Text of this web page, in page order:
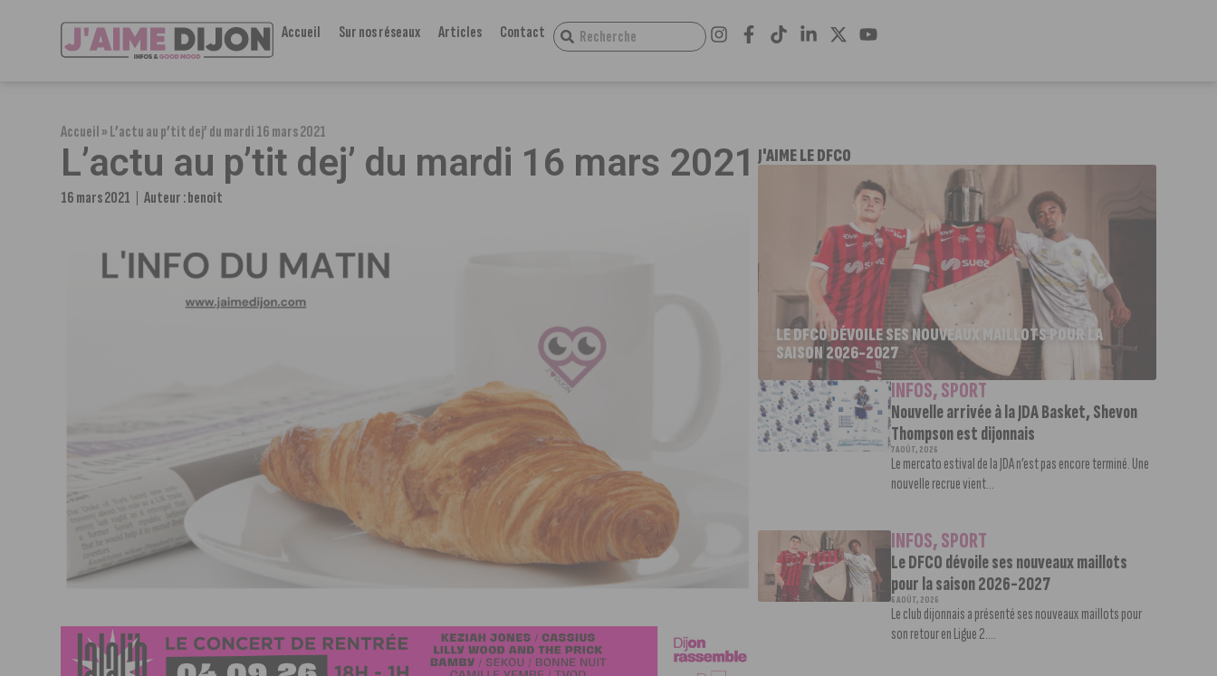
Accueil Sur nos réseaux Articles Contact
Accueil»L’actu au p’tit dej’ du mardi 16 mars 2021
L’actu au p’tit dej’ du mardi 16 mars 2021
16 mars 2021 Auteur :benoit
J'AIME LE DFCO
LE DFCO DÉVOILE SES NOUVEAUX MAILLOTS POUR LA
SAISON 2026-2027
INFOS,SPORT
Nouvelle arrivée à la JDA Basket, Shevon
Thompson est dijonnais
7 AOÛT, 2026
Le mercato estival de la JDA n’est pas encore terminé. Une
nouvelle recrue vient...
INFOS,SPORT
Le DFCO dévoile ses nouveaux maillots
pour la saison 2026-2027
6 AOÛT, 2026
Le club dijonnais a présenté ses nouveaux maillots pour
son retour en Ligue 2....